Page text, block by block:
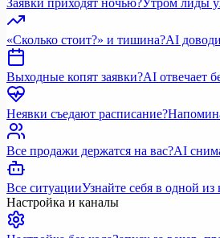
Заявки приходят ночью?Утром лиды
«Сколько стоит?» и тишина?AI
Выходные копят заявки?AI отвечает
Неявки съедают расписание?
Все продажи держатся на вас?AI
Все ситуацииУзнайте себя в одной из
Настройка и каналы